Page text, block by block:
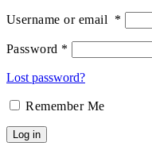
Username or email *
Password *
Lost password?
Remember Me
Log in